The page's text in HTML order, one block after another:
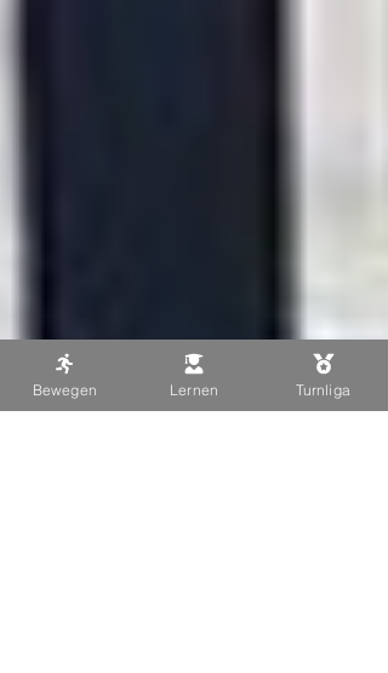
Bewegen Lernen Turnliga